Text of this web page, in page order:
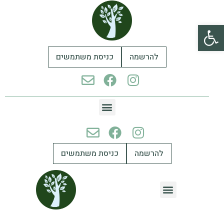
פתח סרגל נגישות
להרשמה כניסת משתמשים
להרשמה כניסת משתמשים